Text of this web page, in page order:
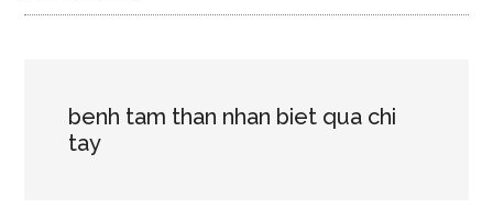
benh tam than nhan biet qua chi
tay